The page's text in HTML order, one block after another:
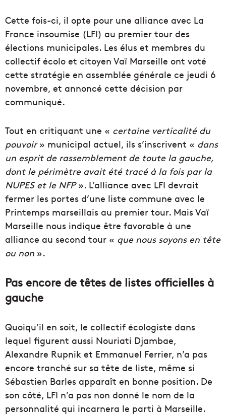
Cette fois-ci, il opte pour une alliance avec La
France insoumise (LFI) au premier tour des
élections municipales. Les élus et membres du
collectif écolo et citoyen Vaï Marseille ont voté
cette stratégie en assemblée générale ce jeudi 6
novembre, et annoncé cette décision par
communiqué.
Tout en critiquant une « certaine verticalité du
pouvoir» municipal actuel, ils s’inscrivent « dans
un esprit de rassemblement de toute la gauche,
dont le périmètre avait été tracé à la fois par la
NUPES et le NFP». L’alliance avec LFI devrait
fermer les portes d’une liste commune avec le
Printemps marseillais au premier tour. Mais Vaï
Marseille nous indique être favorable à une
alliance au second tour « que nous soyons en tête
ou non ».
Pas encore de têtes de listes officielles à
gauche
Quoiqu’il en soit, le collectif écologiste dans
lequel figurent aussi Nouriati Djambae,
Alexandre Rupnik et Emmanuel Ferrier, n’a pas
encore tranché sur sa tête de liste, même si
Sébastien Barles apparaît en bonne position. De
son côté, LFI n’a pas non donné le nom de la
personnalité qui incarnera le parti à Marseille.